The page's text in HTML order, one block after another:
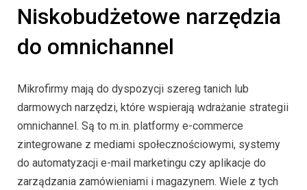
Niskobudżetowe narzędzia
do omnichannel
Mikrofirmy mają do dyspozycji szereg tanich lub
darmowych narzędzi, które wspierają wdrażanie strategii
omnichannel. Są to m.in. platformy e-commerce
zintegrowane z mediami społecznościowymi, systemy
do automatyzacji e-mail marketingu czy aplikacje do
zarządzania zamówieniami i magazynem. Wiele z tych